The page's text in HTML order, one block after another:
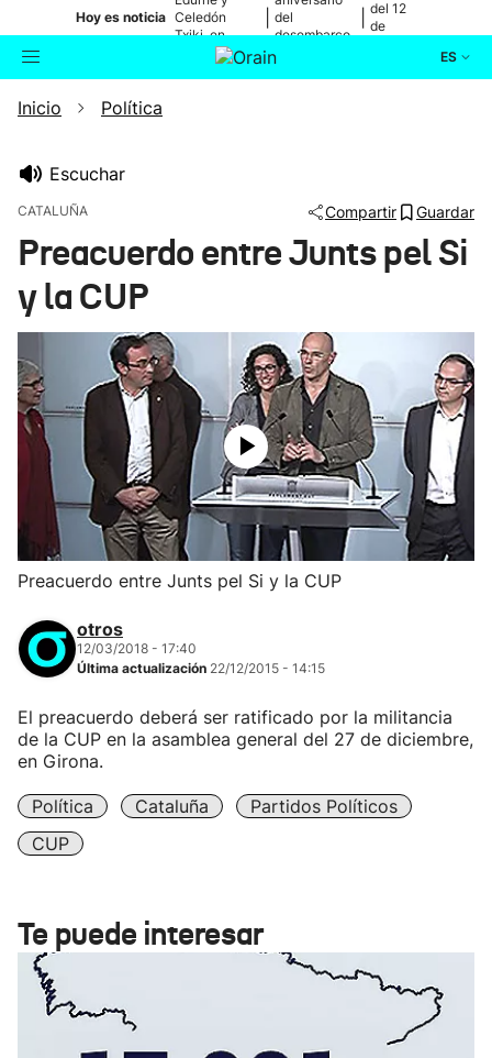
Hoy es noticia Celedón
Txiki, en
directo
del
desembarco
de Elkano
del 12
de
ES
Buscador
Eguraldia
Inicio Política
Escuchar
CATALUÑA Compartir Guardar
Preacuerdo entre Junts pel Si
y la CUP
Preacuerdo entre Junts pel Si y la CUP
otros
12/03/2018 - 17:40
Última actualización 22/12/2015 - 14:15
El preacuerdo deberá ser ratificado por la militancia
de la CUP en la asamblea general del 27 de diciembre,
en Girona.
Política Cataluña
Partidos Políticos
CUP
Te puede interesar